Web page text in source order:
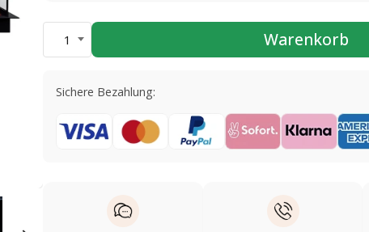
1 Warenkorb
Sichere Bezahlung: